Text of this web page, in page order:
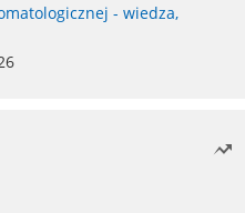
- wiedza,